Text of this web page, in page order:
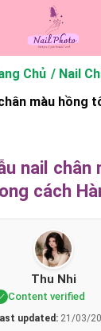
Chủ
Nail
màu hồng
nail chân
cách
Thu Nhi
Content verified
updated: 21/03/